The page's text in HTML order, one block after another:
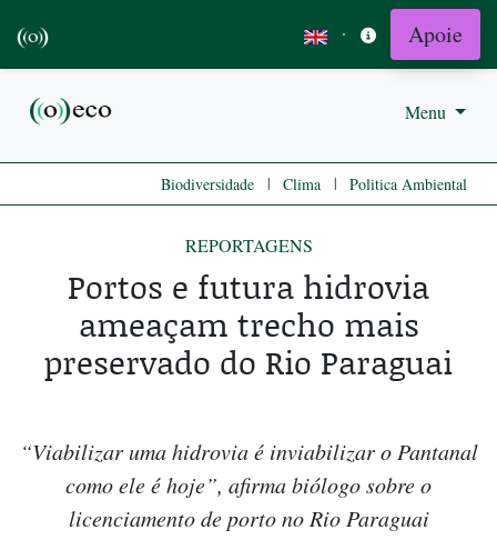
· Apoie
Menu
Biodiversidade | Clima | Politica Ambiental
REPORTAGENS
Portos e futura hidrovia
ameaçam trecho mais
preservado do Rio Paraguai
“Viabilizar uma hidrovia é inviabilizar o Pantanal
como ele é hoje”, afirma biólogo sobre o
licenciamento de porto no Rio Paraguai